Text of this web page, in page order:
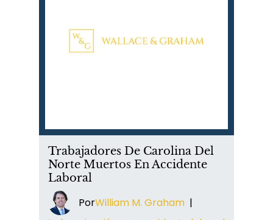
Trabajadores De Carolina Del
Norte Muertos En Accidente
Laboral
PorWilliam M. Graham |